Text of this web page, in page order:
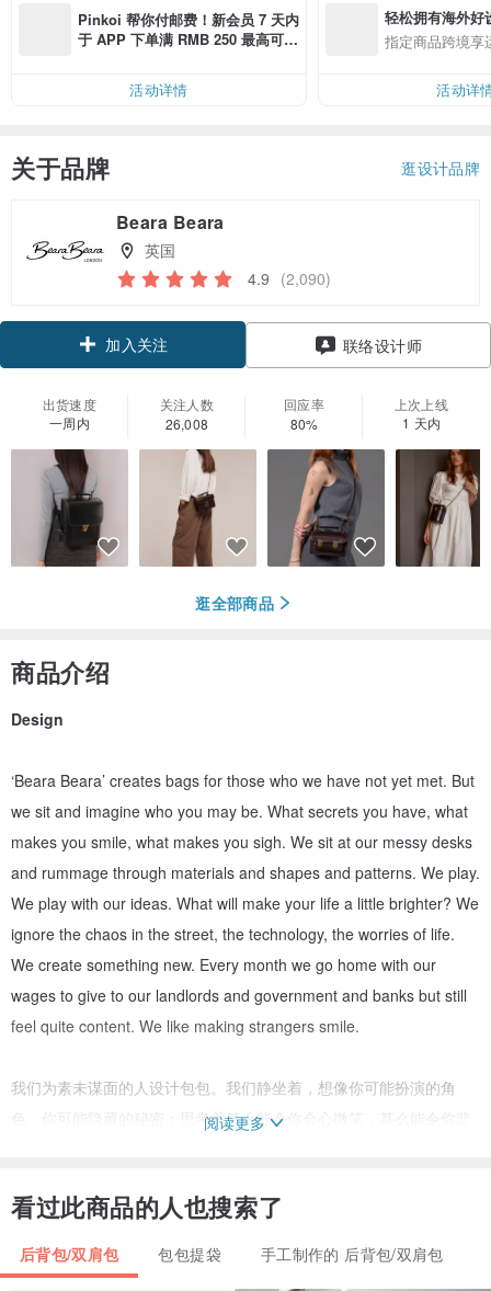
Pinkoi 帮你付邮费！新会员 7 天内
于 APP 下单满 RMB 250 最高可折
活动详情
轻松拥有海外好
指定商品跨境享
活动详
关于品牌 逛设计品牌
Beara Beara
英国
4.9 (2,090)
加入关注 联络设计师
出货速度
一周内
关注人数
26,008
回应率
80%
上次上线
1 天内
逛全部商品
商品介绍
Design
‘Beara Beara’ creates bags for those who we have not yet met. But
we sit and imagine who you may be. What secrets you have, what
makes you smile, what makes you sigh. We sit at our messy desks
and rummage through materials and shapes and patterns. We play.
We play with our ideas. What will make your life a little brighter? We
ignore the chaos in the street, the technology, the worries of life.
We create something new. Every month we go home with our
wages to give to our landlords and government and banks but still
feel quite content. We like making strangers smile.
我们为素未谋面的人设计包包。我们静坐着，想像你可能扮演的角
色，你可能隐藏的秘密；思考着甚么能令你会心微笑，甚么能令你悲
式的规定以及苦闷的烦恼。Beara Beara创造出精致独特的包包，只
希望你们一展笑颜。
阅读更多
看过此商品的人也搜索了
后背包/双肩包 包包提袋 手工制作的 后背包/双肩包